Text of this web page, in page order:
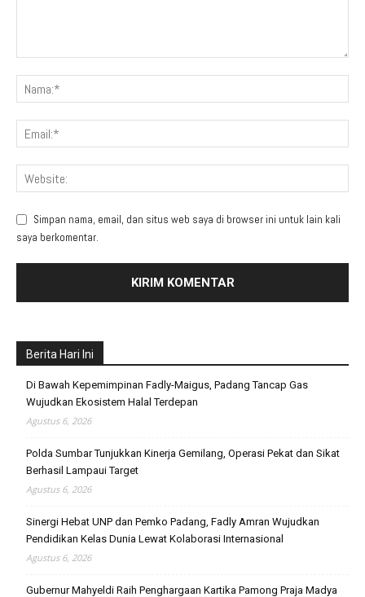
Simpan nama, email, dan situs web saya di browser ini untuk lain kali
saya berkomentar.
Berita Hari Ini
Di Bawah Kepemimpinan Fadly-Maigus, Padang Tancap Gas
Wujudkan Ekosistem Halal Terdepan
Agustus 6, 2026
Polda Sumbar Tunjukkan Kinerja Gemilang, Operasi Pekat dan Sikat
Berhasil Lampaui Target
Agustus 6, 2026
Sinergi Hebat UNP dan Pemko Padang, Fadly Amran Wujudkan
Pendidikan Kelas Dunia Lewat Kolaborasi Internasional
Agustus 6, 2026
Gubernur Mahyeldi Raih Penghargaan Kartika Pamong Praja Madya